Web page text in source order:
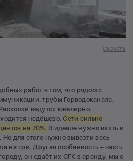
Скачать
работ в том, что рядом с
трубы Горводоканала,
ведутся ювелирно.
недёшево.Сети сильно
на 70%. В идеале нужно взять и
Но для этого нужно вывезти весь
на три. Другая особенность – часть
он сдаёт их СГК в аренду, мы о